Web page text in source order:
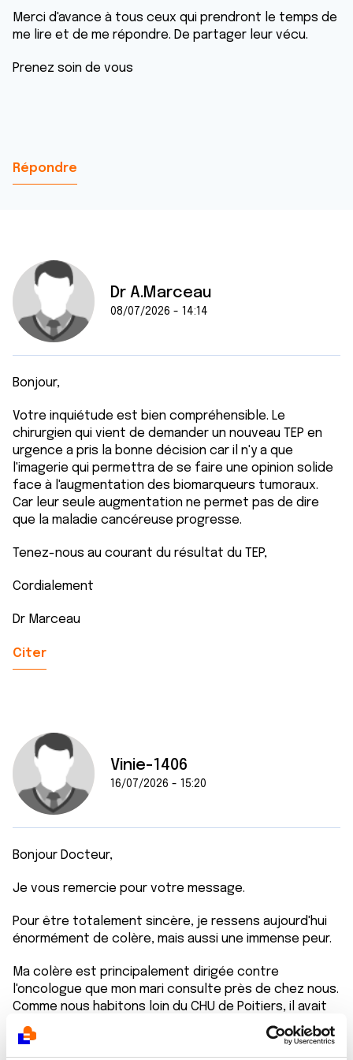
Merci d'avance à tous ceux qui prendront le temps de
me lire et de me répondre. De partager leur vécu.
Prenez soin de vous
Répondre
Dr A.Marceau
08/07/2026 - 14:14
Bonjour,
Votre inquiétude est bien compréhensible. Le
chirurgien qui vient de demander un nouveau TEP en
urgence a pris la bonne décision car il n'y a que
l'imagerie qui permettra de se faire une opinion solide
face à l'augmentation des biomarqueurs tumoraux.
Car leur seule augmentation ne permet pas de dire
que la maladie cancéreuse progresse.
Tenez-nous au courant du résultat du TEP,
Cordialement
Dr Marceau
Citer
Vinie-1406
16/07/2026 - 15:20
Bonjour Docteur,
Je vous remercie pour votre message.
Pour être totalement sincère, je ressens aujourd'hui
énormément de colère, mais aussi une immense peur.
Ma colère est principalement dirigée contre
l'oncologue que mon mari consulte près de chez nous.
Comme nous habitons loin du CHU de Poitiers, il avait
été décidé que les chimiothérapies seraient réalisées
dans notre hôpital de proximité afin d'éviter des